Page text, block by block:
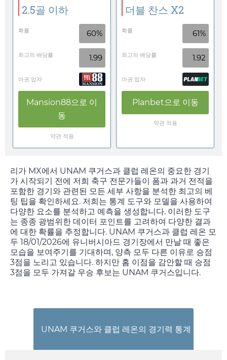
2.5골 이하
확률 60%
최고의 배당률 1.99
마권 업자
Mansion88으로 이
동
약관 적용
더블 찬스 X2
확률 61%
최고의 배당률 1.92
마권 업자
Planbet으로 이동
약관 적용
리가 MX에서 UNAM 쿠거스과 클럽 레온의 중요한 경기
가 시작되기 전에 저희 축구 전문가들이 폼과 과거 전적을
포함한 경기와 관련된 모든 세부 사항을 분석한 최고의 베
팅 팁을 확인하세요. 저희는 통계 도구와 모델을 사용하여
다양한 요소를 분석하고 예측을 생성합니다. 이러한 도구
는 종종 광범위한 데이터 포인트를 고려하여 다양한 결과
에 대한 확률을 추정합니다. UNAM 쿠거스과 클럽 레온 모
두 18/01/2026에 유니버시아드 경기장에서 만날 때 좋은
모습을 보여주기를 기대하며, 양측 모두 다른 이유로 승점
3점을 노리고 있습니다. 하지만 홈 이점을 감안할 때 승점
3점을 모두 가져갈 우승 후보는 UNAM 쿠거스입니다.
UNAM 쿠거스와 클럽 레온의 경기력 통계